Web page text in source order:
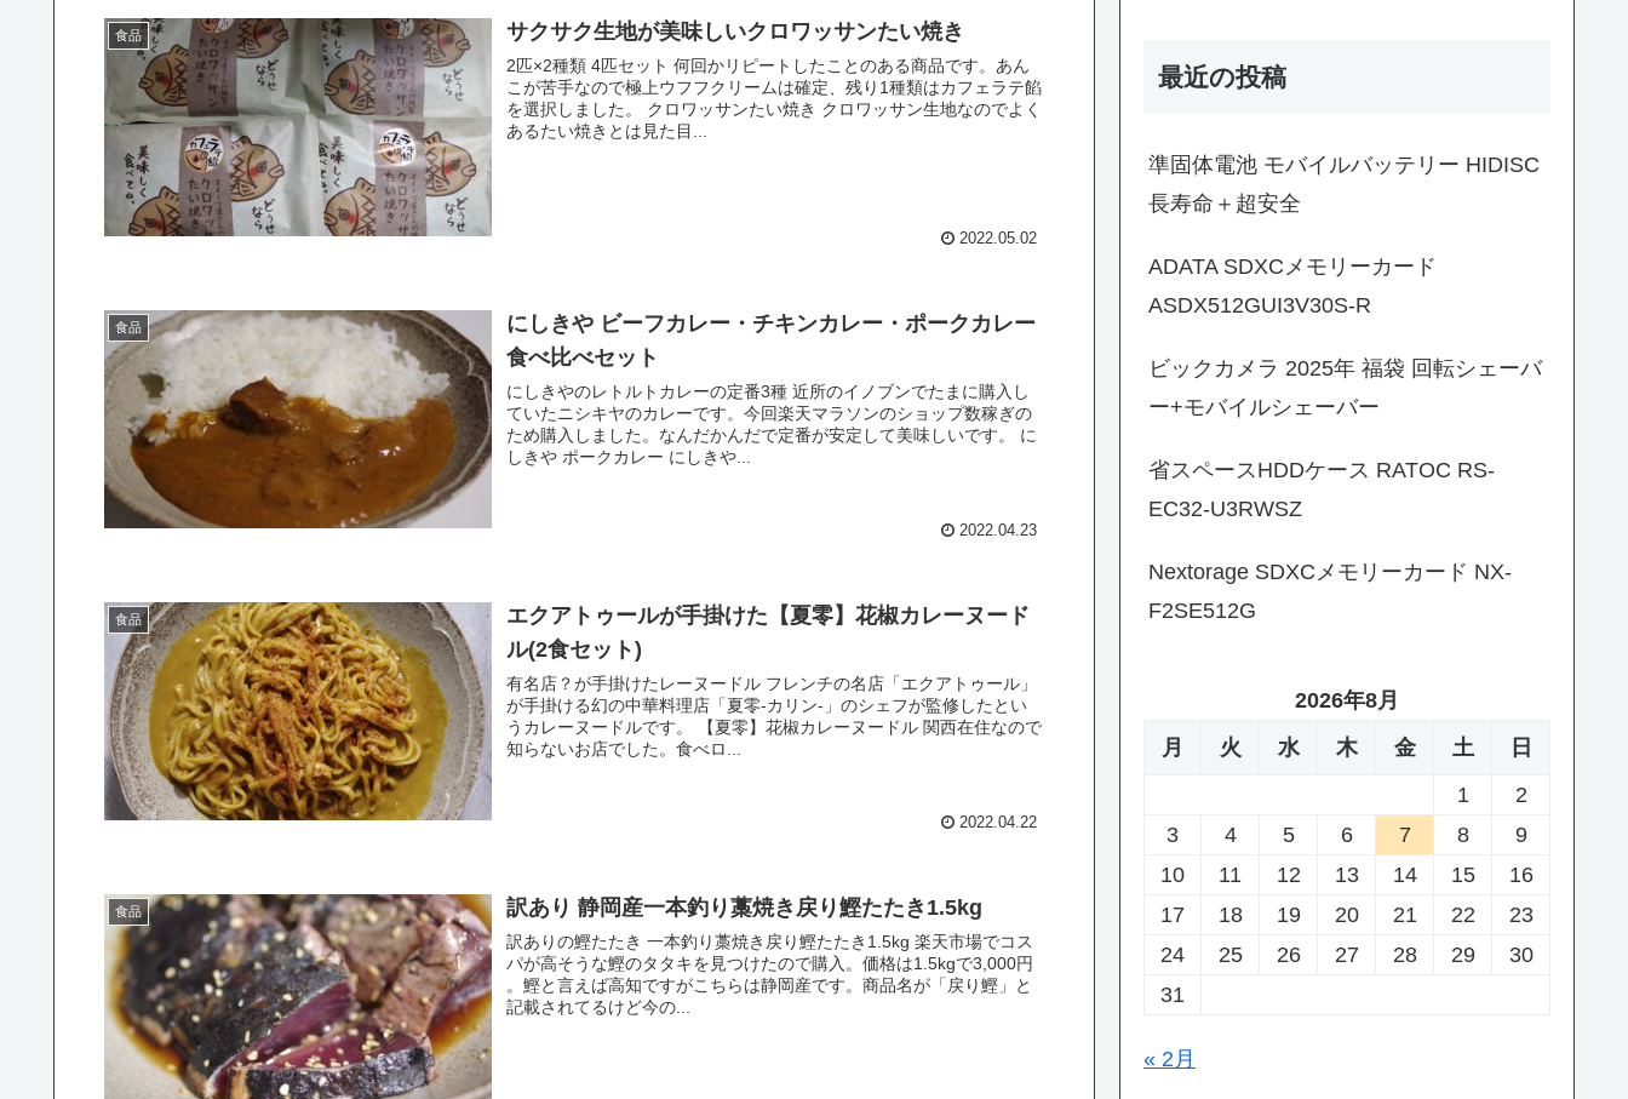
食品 サクサク生地が美味しいクロワッサンたい焼き
2匹×2種類 4匹セット 何回かリピートしたことのある商品です。あん
こが苦手なので極上ウフフクリームは確定、残り1種類はカフェラテ餡
を選択しました。 クロワッサンたい焼き クロワッサン生地なのでよく
あるたい焼きとは見た目...
2022.05.02
食品
にしきや ビーフカレー・チキンカレー・ポークカレー
食べ比べセット
にしきやのレトルトカレーの定番3種 近所のイノブンでたまに購入し
ていたニシキヤのカレーです。今回楽天マラソンのショップ数稼ぎの
ため購入しました。なんだかんだで定番が安定して美味しいです。 に
しきや ポークカレー にしきや...
2022.04.23
食品
エクアトゥールが手掛けた【夏零】花椒カレーヌード
ル(2食セット)
有名店？が手掛けたレーヌードル フレンチの名店「エクアトゥール」
が手掛ける幻の中華料理店「夏零-カリン-」のシェフが監修したとい
うカレーヌードルです。 【夏零】花椒カレーヌードル 関西在住なので
知らないお店でした。食べロ...
2022.04.22
食品 訳あり 静岡産一本釣り藁焼き戻り鰹たたき1.5kg
訳ありの鰹たたき 一本釣り藁焼き戻り鰹たたき1.5kg 楽天市場でコス
パが高そうな鰹のタタキを見つけたので購入。価格は1.5kgで3,000円
。鰹と言えば高知ですがこちらは静岡産です。商品名が「戻り鰹」と
記載されてるけど今の...
最近の投稿
準固体電池 モバイルバッテリー HIDISC
長寿命＋超安全
ADATA SDXCメモリーカード
ASDX512GUI3V30S-R
ビックカメラ 2025年 福袋 回転シェーバ
ー+モバイルシェーバー
省スペースHDDケース RATOC RS-
EC32-U3RWSZ
Nextorage SDXCメモリーカード NX-
F2SE512G
2026年8月
月
火 水 木 金 土
日
1
2
3
4 5 6 7 8
9
10
11 12 13 14 15
16
17
18 19 20 21 22
23
24
25 26 27 28 29
30
31
« 2月